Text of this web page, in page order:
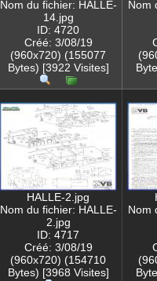
Nom du fichier: HALLE-
14.jpg
ID: 4720
Créé: 3/08/19
(960x720) (155077
Bytes) [3922 Visites]
Nom
HALLE-2.jpg
Nom du fichier: HALLE-
2.jpg
ID: 4717
Créé: 3/08/19
(960x720) (154710
Bytes) [3968 Visites]
Nom